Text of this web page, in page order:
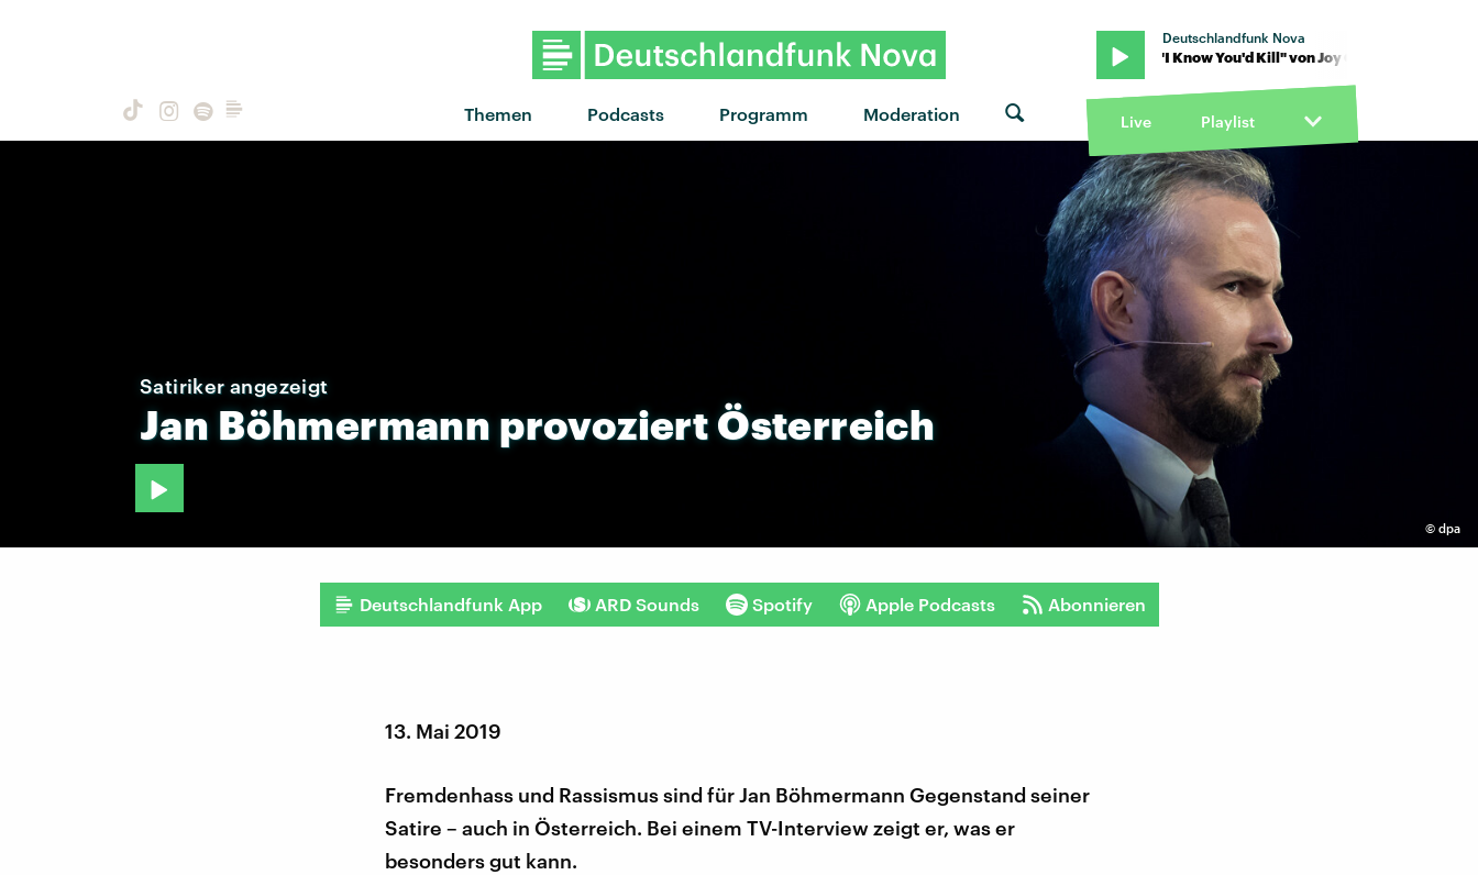
Themen Podcasts Programm Moderation
Deutschlandfunk Nova
"I Know You'd Kill" von Joy Crookes · "I Know You'd Kill" von Joy Crookes · "I Know You'd Kill"
Live Playlist
© dpa
Satiriker angezeigt
Jan Böhmermann provoziertÖsterreich
Deutschlandfunk App ARD Sounds Spotify Apple Podcasts Abonnieren
13. Mai 2019
Fremdenhass und Rassismus sind für Jan Böhmermann Gegenstand seiner
Satire – auch in Österreich. Bei einem TV-Interview zeigt er, was er
besonders gut kann.